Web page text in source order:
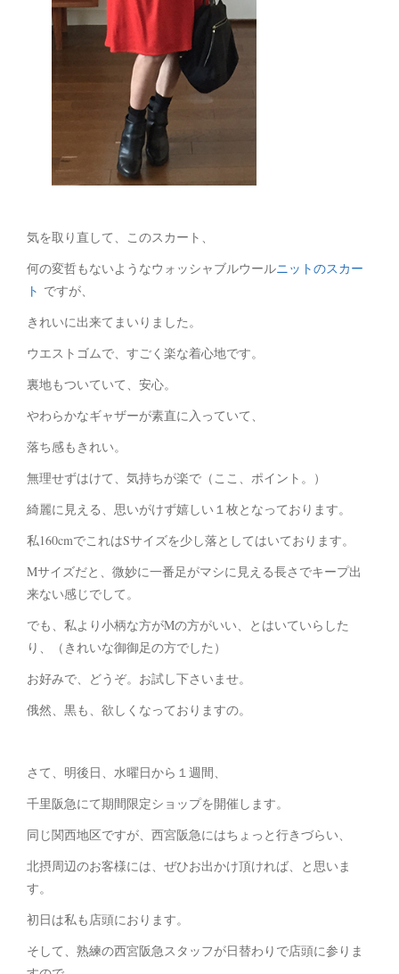
気を取り直して、このスカート、
何の変哲もないようなウォッシャブルウールニットのスカー
ト ですが、
きれいに出来てまいりました。
ウエストゴムで、すごく楽な着心地です。
裏地もついていて、安心。
やわらかなギャザーが素直に入っていて、
落ち感もきれい。
無理せずはけて、気持ちが楽で（ここ、ポイント。）
綺麗に見える、思いがけず嬉しい１枚となっております。
私160cmでこれはSサイズを少し落としてはいております。
Mサイズだと、微妙に一番足がマシに見える長さでキープ出
来ない感じでして。
でも、私より小柄な方がMの方がいい、とはいていらした
り、（きれいな御御足の方でした）
お好みで、どうぞ。お試し下さいませ。
俄然、黒も、欲しくなっておりますの。
さて、明後日、水曜日から１週間、
千里阪急にて期間限定ショップを開催します。
同じ関西地区ですが、西宮阪急にはちょっと行きづらい、
北摂周辺のお客様には、ぜひお出かけ頂ければ、と思いま
す。
初日は私も店頭におります。
そして、熟練の西宮阪急スタッフが日替わりで店頭に参りま